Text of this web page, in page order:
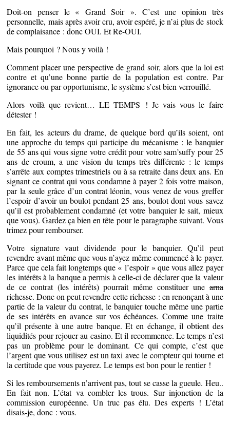
Doit-on penser le « Grand Soir ». C’est une opinion très
personnelle, mais après avoir cru, avoir espéré, je n’ai plus de stock
de complaisance : donc OUI. Et Re-OUI.
Mais pourquoi ? Nous y voilà !
Comment placer une perspective de grand soir, alors que la loi est
contre et qu’une bonne partie de la population est contre. Par
ignorance ou par opportunisme, le système s’est bien verrouillé.
Alors voilà que revient… LE TEMPS ! Je vais vous le faire
détester !
En fait, les acteurs du drame, de quelque bord qu’ils soient, ont
une approche du temps qui participe du mécanisme : le banquier
de 55 ans qui vous signe votre crédit pour votre sam’suffy pour 25
ans de croum, a une vision du temps très différente : le temps
s’arrête aux comptes trimestriels ou à sa retraite dans deux ans. En
signant ce contrat qui vous condamne à payer 2 fois votre maison,
par la seule grâce d’un contrat léonin, vous venez de vous greffer
l’espoir d’avoir un boulot pendant 25 ans, boulot dont vous savez
qu’il est probablement condamné (et votre banquier le sait, mieux
que vous). Gardez ça bien en tête pour le paragraphe suivant. Vous
trimez pour rembourser.
Votre signature vaut dividende pour le banquier. Qu’il peut
revendre avant même que vous n’ayez même commencé à le payer.
Parce que cela fait longtemps que « l’espoir » que vous allez payer
les intérêts à la banque a permis à celle-ci de déclarer que la valeur
de ce contrat (les intérêts) pourrait même constituer unearna
richesse. Donc on peut revendre cette richesse : en renonçant à une
partie de la valeur du contrat, le banquier touche même une partie
de ses intérêts en avance sur vos échéances. Comme une traite
qu’il présente à une autre banque. Et en échange, il obtient des
liquidités pour rejouer au casino. Et il recommence. Le temps n’est
pas un problème pour le dominant. Ce qui compte, c’est que
l’argent que vous utilisez est un taxi avec le compteur qui tourne et
la certitude que vous payerez. Le temps est bon pour le rentier !
Si les remboursements n’arrivent pas, tout se casse la gueule. Heu..
En fait non. L’état va combler les trous. Sur injonction de la
commission européenne. Un truc pas élu. Des experts ! L’état
disais-je, donc : vous.